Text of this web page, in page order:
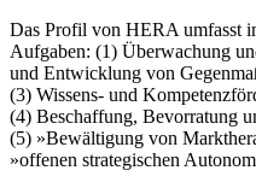
Das Profil von HERA umfasst
Aufgaben: (1) Überwachung
und Entwicklung von
(3) Wissens- und
(4) Beschaffung, Bevorratung
(5) »Bewältigung von
»offenen strategischen